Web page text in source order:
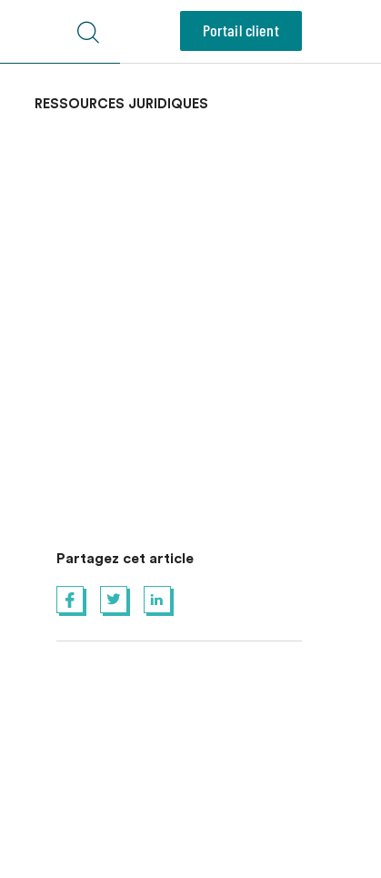
Portail client
RESSOURCES JURIDIQUES
Partagez cet article